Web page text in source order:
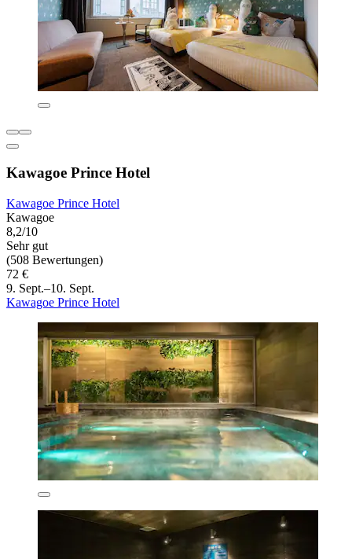
Kawagoe Prince Hotel
Kawagoe Prince Hotel
Kawagoe
8,2/10
Sehr gut
(508 Bewertungen)
72 €
9. Sept.–10. Sept.
Kawagoe Prince Hotel